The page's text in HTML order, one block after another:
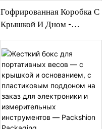
Гофрированная Коробка С
Крышкой И Дном -
Заказ Для Защиты И
Демонстрации Товара -
Упаковка Packshion